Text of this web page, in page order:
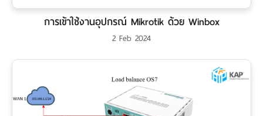
การเข้าใช้งานอุปกรณ์ Mikrotik ด้วย Winbox
2 Feb 2024